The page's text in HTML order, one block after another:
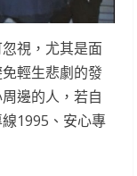
視，尤其是面
輕生悲劇的發
邊的人，若自
1995、安心專